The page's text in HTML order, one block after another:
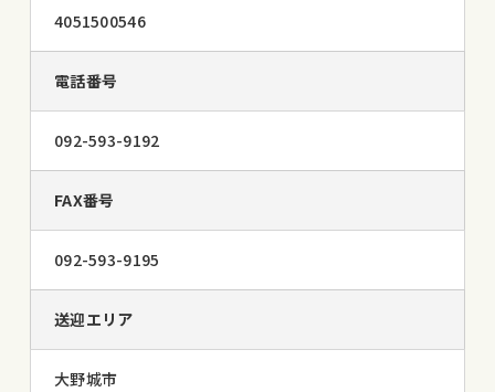
4051500546
電話番号
092-593-9192
FAX番号
092-593-9195
送迎エリア
大野城市